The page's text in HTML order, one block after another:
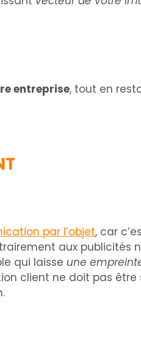
entreprise, tout en
par l’objet, car
aux publicités
qui laisse une
client ne doit pas